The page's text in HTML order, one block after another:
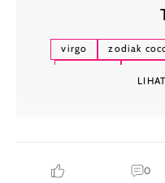
virgo zodiak
0